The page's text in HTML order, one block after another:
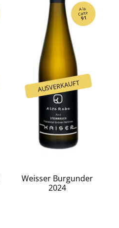
A la
Carte
91
Weisser Burgunder
2024